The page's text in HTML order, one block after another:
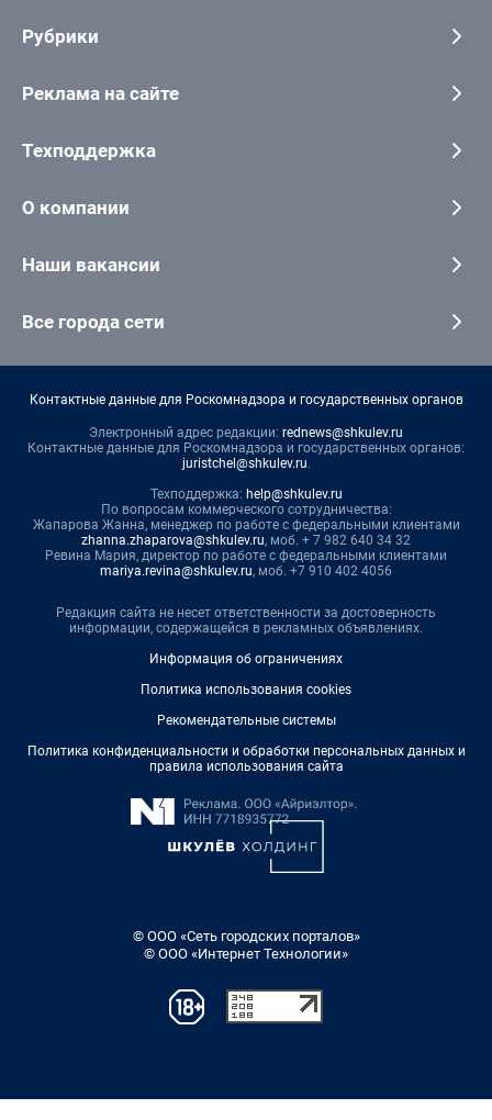
Рубрики
Реклама на сайте
Техподдержка
О компании
Наши вакансии
Все города сети
Контактные данные для Роскомнадзора и государственных органов
Электронный адрес редакции: rednews@shkulev.ru
Контактные данные для Роскомнадзора и государственных органов:
juristchel@shkulev.ru.
Техподдержка: help@shkulev.ru
По вопросам коммерческого сотрудничества:
Жапарова Жанна, менеджер по работе с федеральными клиентами
zhanna.zhaparova@shkulev.ru, моб. + 7 982 640 34 32
Ревина Мария, директор по работе с федеральными клиентами
mariya.revina@shkulev.ru, моб. +7 910 402 4056
Редакция сайта не несет ответственности за достоверность
информации, содержащейся в рекламных объявлениях.
Информация об ограничениях
Политика использования cookies
Рекомендательные системы
Политика конфиденциальности и обработки персональных данных и
правила использования сайта
© ООО «Сеть городских порталов»
© ООО «Интернет Технологии»